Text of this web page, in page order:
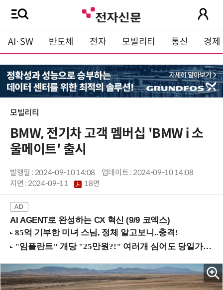
AI·SW 반도체 전자 모빌리티 통신 경제
모빌리티
BMW, 전기차 고객 멤버십 'BMW i 소
울메이트' 출시
발행일 : 2024-09-10 14:08
업데이트 : 2024-09-10 14:08
지면 :2024-09-11 18면
AI AGENT로 완성하는 CX 혁신 (9/9 코엑스)